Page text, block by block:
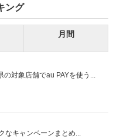
ング
月間
の対象店舗でau PAYを使う...
なキャンペーンまとめ...